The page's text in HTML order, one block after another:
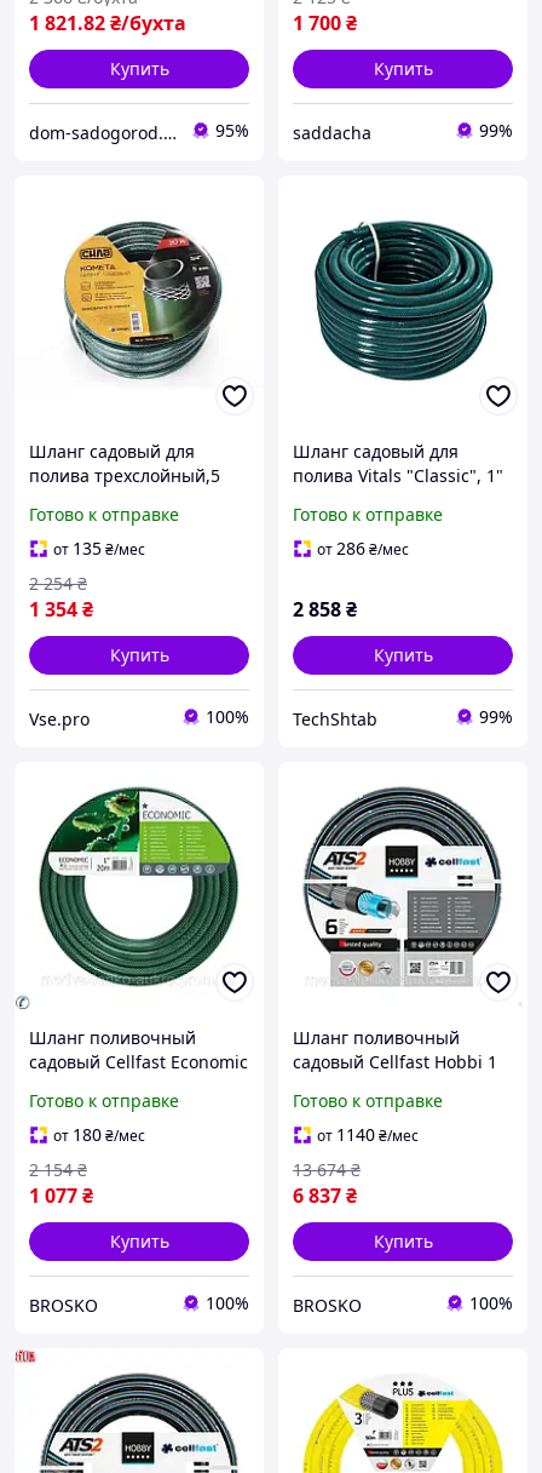
1 821.82₴/бухта
Купить
dom-sadogorod.com.ua 95%
1 700₴
Купить
saddacha 99%
Шланг садовый для
полива трехслойный,5
Готово к отправке
от 135₴/мес
1 354₴
2 254 ₴
Купить
Vse.pro 100%
Шланг садовый для
полива Vitals "Classic", 1"
Готово к отправке
от286₴/мес
2 858₴
Купить
TechShtab 99%
Шланг поливочный
садовый Cellfast Economic
растений и огорода
Готово к отправке
от 180₴/мес
1 077₴
2 154 ₴
Купить
BROSKO 100%
Шланг поливочный
садовый Cellfast Hobbi 1
растений длина 25
метров гибкий и
прочный
Готово к отправке
от 1140₴/мес
6 837₴
13 674 ₴
Купить
BROSKO 100%